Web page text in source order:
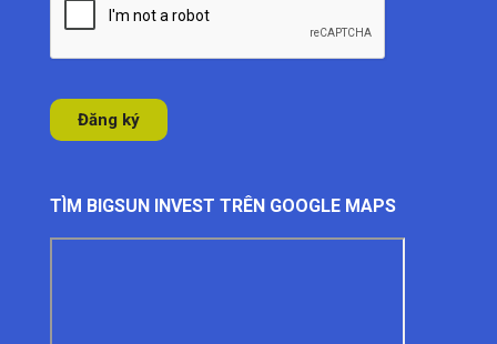
TÌM BIGSUN INVEST TRÊN GOOGLE MAPS